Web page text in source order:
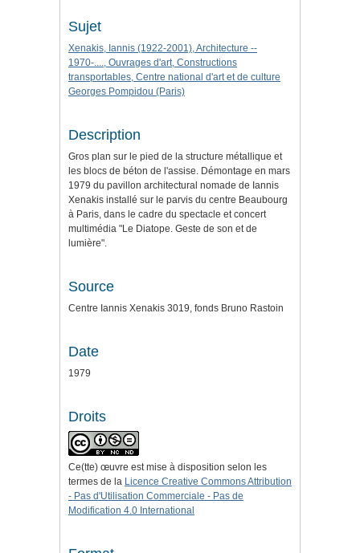
Sujet
Xenakis, Iannis (1922-2001), Architecture --
1970-...., Ouvrages d'art, Constructions
transportables, Centre national d'art et de culture
Georges Pompidou (Paris)
Description
Gros plan sur le pied de la structure métallique et
les blocs de béton de l'assise. Démontage en mars
1979 du pavillon architectural nomade de Iannis
Xenakis installé sur le parvis du centre Beaubourg
à Paris, dans le cadre du spectacle et concert
multimédia "Le Diatope. Geste de son et de
lumière".
Source
Centre Iannis Xenakis 3019, fonds Bruno Rastoin
Date
1979
Droits
Ce(tte) œuvre est mise à disposition selon les
termes de la Licence Creative Commons Attribution
- Pas d'Utilisation Commerciale - Pas de
Modification 4.0 International